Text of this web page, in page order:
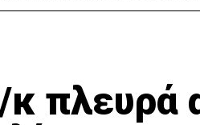
πλευρά